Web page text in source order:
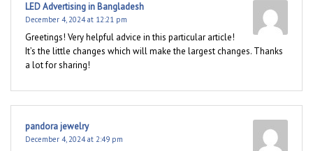
LED Advertising in Bangladesh
December 4, 2024 at 12:21 pm
Greetings! Very helpful advice in this particular article!
It’s the little changes which will make the largest changes. Thanks
a lot for sharing!
pandora jewelry
December 4, 2024 at 2:49 pm